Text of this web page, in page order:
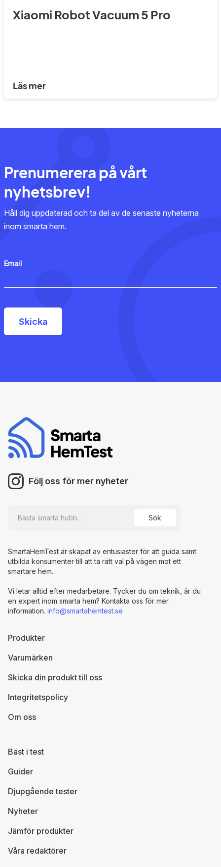
Xiaomi Robot Vacuum 5 Pro
Läs mer
Prenumerera på vårt
nyhetsbrev!
Håll dig uppdaterad och ta del av de senaste nyheterna
inom smarta hem.
Email
Bäst i test
Guider
Djupgående tester
Nyheter
Jämför produkter
Våra redaktörer
Produkter
Varumärken
Skicka din produkt till oss
Integritetspolicy
Om oss
Följ oss för mer nyheter
SmartaHemTest är skapat av entusiaster för att guida samt
utbilda konsumenter till att ta rätt val på vägen mot ett
smartare hem.
Vi letar alltid efter medarbetare. Tycker du om teknik, är du
en expert inom smarta hem? Kontakta oss för mer
information. info@smartahemtest.se